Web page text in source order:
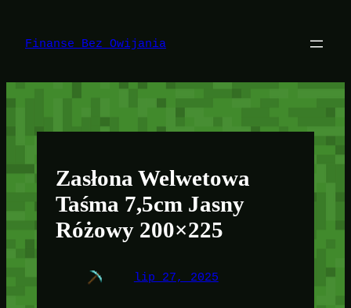
treści
Finanse Bez Owijania
Zasłona Welwetowa
Taśma 7,5cm Jasny
Różowy 200×225
lip 27, 2025